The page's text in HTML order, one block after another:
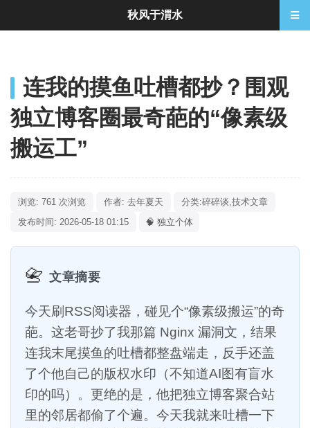
连我的摸鱼吐槽都抄？围观
独立博客圈最奇葩的“像素级
搬运工”
浏览: 761 次浏览 作者: 去年夏天 分类:碎碎谈,技术文章
发布时间: 2026-05-18 01:15
🧠 独立个体
📇 文章摘要
今天刷RSS阅读器，碰见个“像素级搬运”的奇
葩。这老哥抄了我那篇 Nginx 漏洞文，结果
连我末尾摸鱼的吐槽都整盘端走，反手还盖
了个他自己的版权水印（不知道AI图有盲水
印的吗）。更绝的是，他把独立博客聚合站
里的邻居都偷了个遍。今天我就来吐槽一下
秋风于渭水